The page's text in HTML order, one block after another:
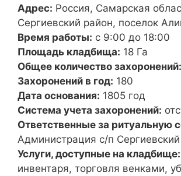
Адрес: Россия, Самарская
Сергиевский район, поселок
Время работы: с 9:00 до 18:00
Площадь кладбища: 18 Га
Общее количество захоронений:
Захоронений в год: 180
Дата основания: 1805 год
Система учета захоронений:
Ответственные за ритуальную
Администрация с/п
Услуги, доступные на кладбище:
инвентаря, торговля венками,